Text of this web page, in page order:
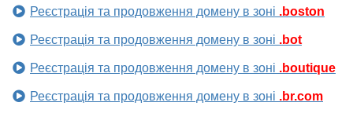
Реєстрація та продовження домену в зоні .boston
Реєстрація та продовження домену в зоні .bot
Реєстрація та продовження домену в зоні .boutique
Реєстрація та продовження домену в зоні .br.com